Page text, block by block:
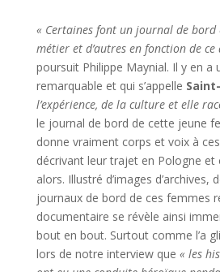
« Certaines font un journal de
métier et d’autres en fonction de ce
poursuit Philippe Maynial. Il y en a
remarquable et qui s’appelle
l’expérience, de la culture et elle
le journal de bord de cette jeune
donne vraiment corps et voix à
décrivant leur trajet en Pologne et
alors. Illustré d’images d’archives,
journaux de bord de ces femmes
documentaire se révèle ainsi
bout en bout. Surtout comme l’a
lors de notre interview que « les